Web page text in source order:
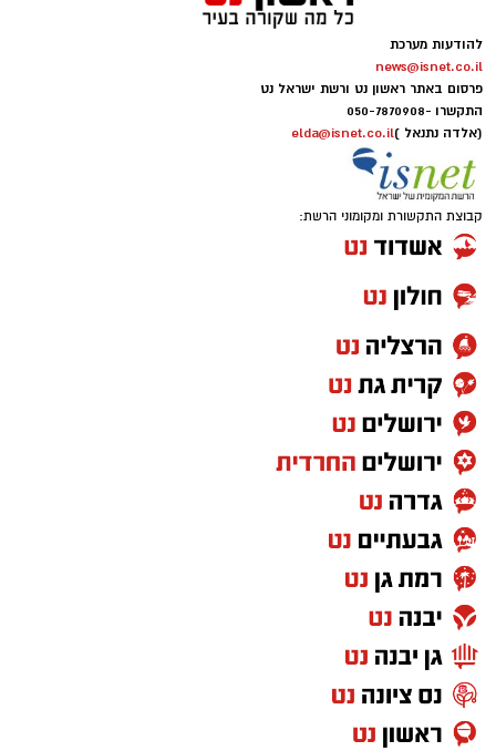
להודעות מערכת
news@isnet.co.il
פרסום באתר ראשון נט ורשת ישראל נט
התקשרו -050-7870908
(אלדה נתנאל )elda@isnet.co.il
קבוצת התקשורת ומקומוני הרשת: